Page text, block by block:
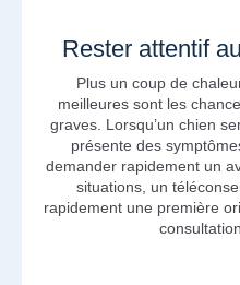
Rester attentif
Plus un coup de
meilleures sont les
graves. Lorsqu’un chien
présente des
demander rapidement un
situations, un
rapidement une première